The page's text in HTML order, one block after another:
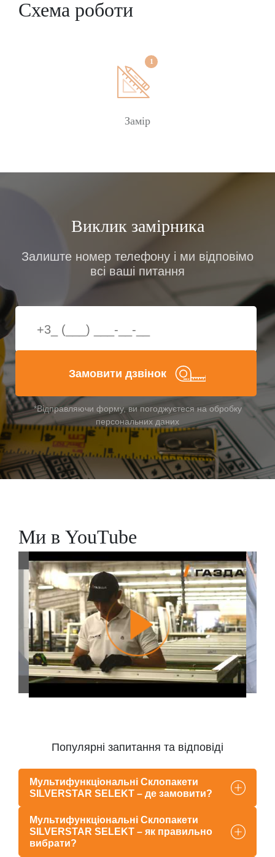
можуть змінюватися з фізичних
Схема роботи
Замір
Виклик замірника
Залиште номер телефону і ми відповімо
всі ваші питання
Замовити дзвінок
*Відправляючи форму, ви погоджуєтеся на обробку
персональних даних
Ми в YouTube
Популярні запитання та відповіді
Мультифункціональні Склопакети
SILVERSTAR SELEKT – де замовити?
Мультифункціональні Склопакети
SILVERSTAR SELEKT – як правильно
вибрати?